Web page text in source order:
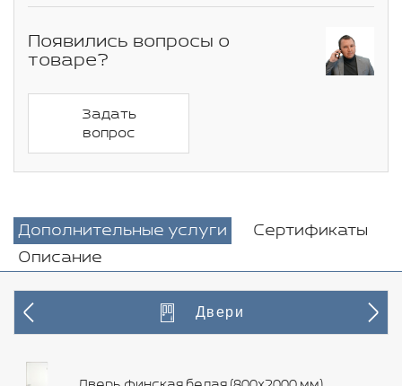
Появились вопросы о
товаре?
Задать
вопрос
Дополнительные услуги
Сертификаты
Описание
Двери